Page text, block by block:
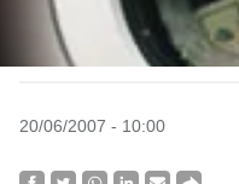
20/06/2007 - 10:00